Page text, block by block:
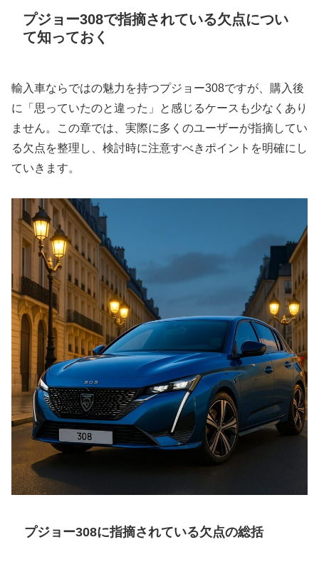
プジョー308で指摘されている欠点につい
て知っておく
輸入車ならではの魅力を持つプジョー308ですが、購入後
に「思っていたのと違った」と感じるケースも少なくあり
ません。この章では、実際に多くのユーザーが指摘してい
る欠点を整理し、検討時に注意すべきポイントを明確にし
ていきます。
プジョー308に指摘されている欠点の総括